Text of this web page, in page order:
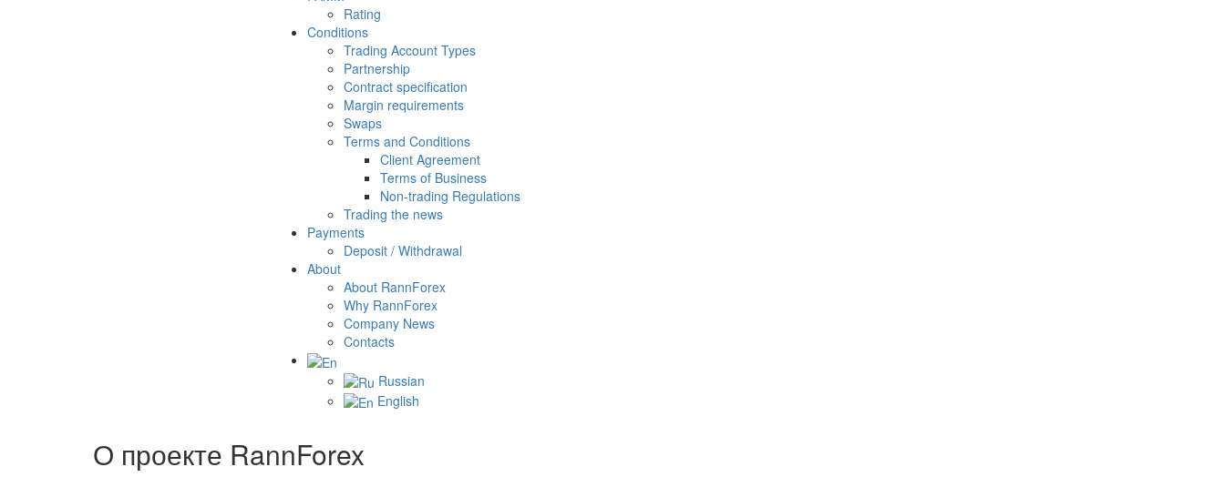
Rating
Conditions
Trading Account Types
Partnership
Contract specification
Margin requirements
Swaps
Terms and Conditions
Client Agreement
Terms of Business
Non-trading Regulations
Trading the news
Payments
Deposit / Withdrawal
About
About RannForex
Why RannForex
Company News
Contacts
Russian
English
О проекте RannForex